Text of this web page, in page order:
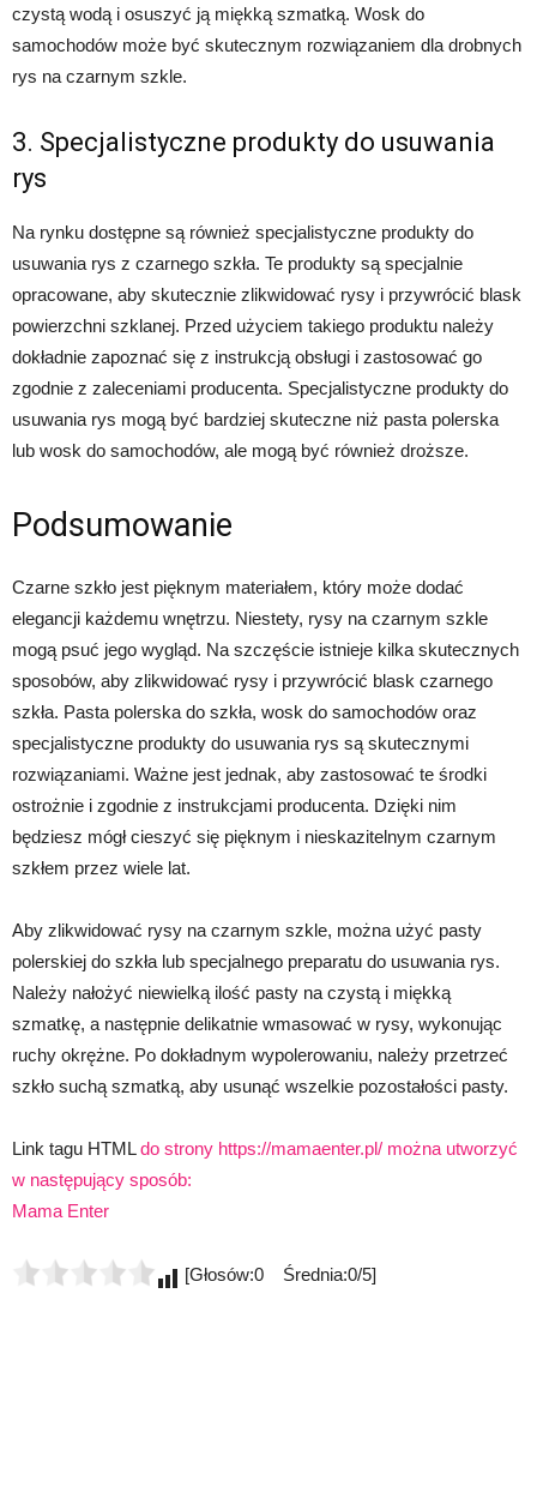
czystą wodą i osuszyć ją miękką szmatką. Wosk do
samochodów może być skutecznym rozwiązaniem dla drobnych
rys na czarnym szkle.
3. Specjalistyczne produkty do usuwania
rys
Na rynku dostępne są również specjalistyczne produkty do
usuwania rys z czarnego szkła. Te produkty są specjalnie
opracowane, aby skutecznie zlikwidować rysy i przywrócić blask
powierzchni szklanej. Przed użyciem takiego produktu należy
dokładnie zapoznać się z instrukcją obsługi i zastosować go
zgodnie z zaleceniami producenta. Specjalistyczne produkty do
usuwania rys mogą być bardziej skuteczne niż pasta polerska
lub wosk do samochodów, ale mogą być również droższe.
Podsumowanie
Czarne szkło jest pięknym materiałem, który może dodać
elegancji każdemu wnętrzu. Niestety, rysy na czarnym szkle
mogą psuć jego wygląd. Na szczęście istnieje kilka skutecznych
sposobów, aby zlikwidować rysy i przywrócić blask czarnego
szkła. Pasta polerska do szkła, wosk do samochodów oraz
specjalistyczne produkty do usuwania rys są skutecznymi
rozwiązaniami. Ważne jest jednak, aby zastosować te środki
ostrożnie i zgodnie z instrukcjami producenta. Dzięki nim
będziesz mógł cieszyć się pięknym i nieskazitelnym czarnym
szkłem przez wiele lat.
Aby zlikwidować rysy na czarnym szkle, można użyć pasty
polerskiej do szkła lub specjalnego preparatu do usuwania rys.
Należy nałożyć niewielką ilość pasty na czystą i miękką
szmatkę, a następnie delikatnie wmasować w rysy, wykonując
ruchy okrężne. Po dokładnym wypolerowaniu, należy przetrzeć
szkło suchą szmatką, aby usunąć wszelkie pozostałości pasty.
Link tagu HTMLdo strony https://mamaenter.pl/ można utworzyć
w następujący sposób:
Mama Enter
[Głosów:0 Średnia:0/5]